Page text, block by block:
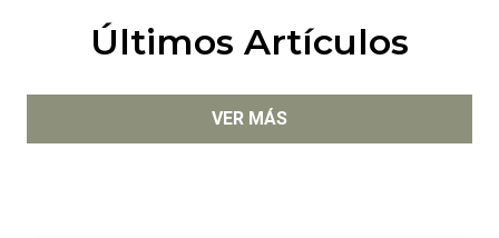
Odontología Estética Avanzada
Últimos Artículos
VER MÁS